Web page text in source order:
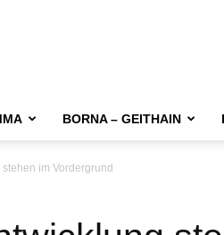
BORNA – GEITHAIN
im Vordergrund